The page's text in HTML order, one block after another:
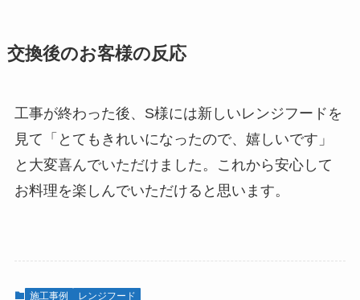
交換後のお客様の反応
工事が終わった後、S様には新しいレンジフードを
見て「とてもきれいになったので、嬉しいです」
と大変喜んでいただけました。これから安心して
お料理を楽しんでいただけると思います。
施工事例 レンジフード